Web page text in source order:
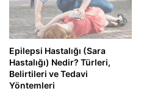
Epilepsi Hastalığı (Sara
Hastalığı) Nedir? Türleri,
Belirtileri ve Tedavi
Yöntemleri